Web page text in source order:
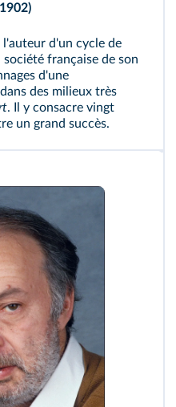
l'auteur d'un cycle de
française de son
d'une
des milieux très
. Il y consacre vingt
un grand succès.